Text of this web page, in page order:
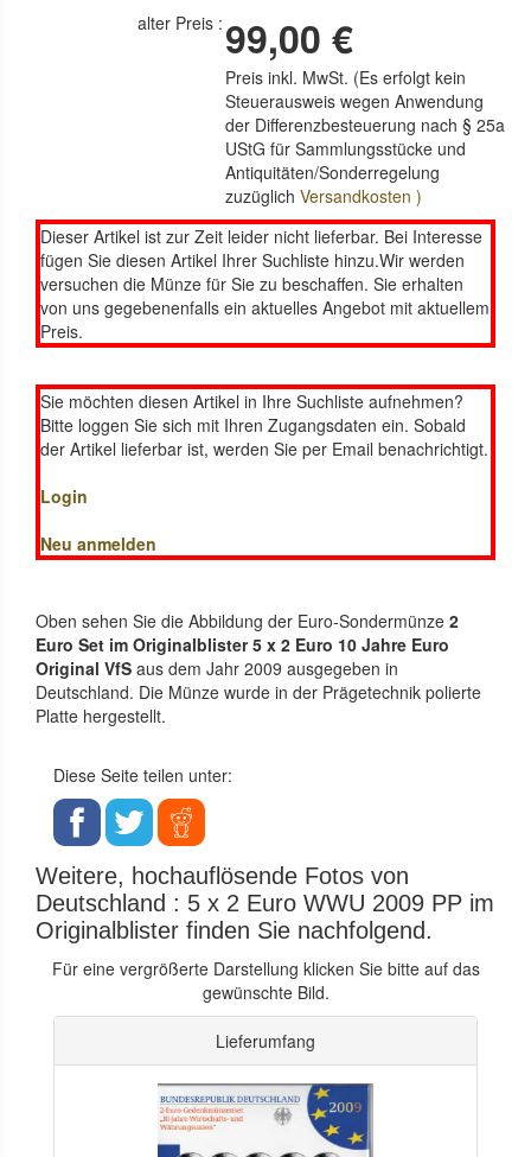
alter Preis : 99,00 €
Preis inkl. MwSt. (Es erfolgt kein
Steuerausweis wegen Anwendung
der Differenzbesteuerung nach § 25a
UStG für Sammlungsstücke und
Antiquitäten/Sonderregelung
zuzüglichVersandkosten )
Dieser Artikel ist zur Zeit leider nicht lieferbar. Bei Interesse
fügen Sie diesen Artikel Ihrer Suchliste hinzu.Wir werden
versuchen die Münze für Sie zu beschaffen. Sie erhalten
von uns gegebenenfalls ein aktuelles Angebot mit aktuellem
Preis.
Sie möchten diesen Artikel in Ihre Suchliste aufnehmen?
Bitte loggen Sie sich mit Ihren Zugangsdaten ein. Sobald
der Artikel lieferbar ist, werden Sie per Email benachrichtigt.
Login
Neu anmelden
Oben sehen Sie die Abbildung der Euro-Sondermünze 2
Euro Set im Originalblister 5 x 2 Euro 10 Jahre Euro
Original VfS aus dem Jahr 2009 ausgegeben in
Deutschland. Die Münze wurde in der Prägetechnik polierte
Platte hergestellt.
Diese Seite teilen unter:
Weitere, hochauflösende Fotos von
Deutschland : 5 x 2 Euro WWU 2009 PP im
Originalblister finden Sie nachfolgend.
Für eine vergrößerte Darstellung klicken Sie bitte auf das
gewünschte Bild.
Lieferumfang